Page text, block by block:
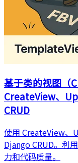
基于类的视图（
CreateView、
CRUD
使用 CreateView、
Django CRUD。利
力和代码质量。